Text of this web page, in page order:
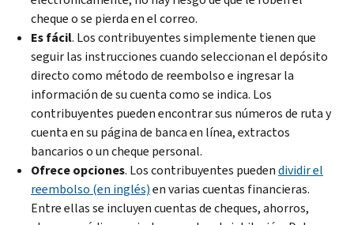
cheque o se pierda en el correo.
Es fácil. Los contribuyentes simplemente tienen que
seguir las instrucciones cuando seleccionan el depósito
directo como método de reembolso e ingresar la
información de su cuenta como se indica. Los
contribuyentes pueden encontrar sus números de ruta y
cuenta en su página de banca en línea, extractos
bancarios o un cheque personal.
Ofrece opciones. Los contribuyentes puedendividir el
reembolso (en inglés)en varias cuentas financieras.
Entre ellas se incluyen cuentas de cheques, ahorros,